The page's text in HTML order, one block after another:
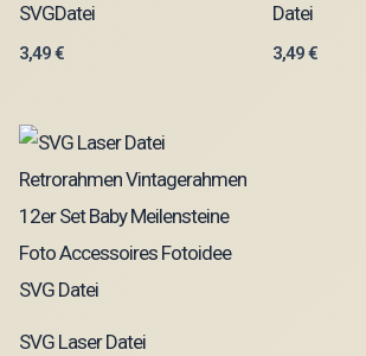
SVGDatei
3,49€
Datei
3,49€
SVG Laser Datei